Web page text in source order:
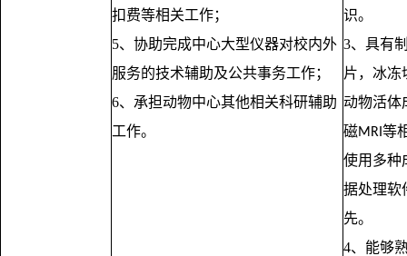
扣费等相关工作；
5、协助完成中心大型仪器对校内外
服务的技术辅助及公共事务工作；
6、承担动物中心其他相关科研辅助
工作。
识。
3、具有
片，冰冻
动物活体
磁MRI 等
使用多种
据处理软
先。
4、能够